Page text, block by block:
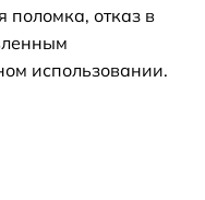
отказ в
использовании.